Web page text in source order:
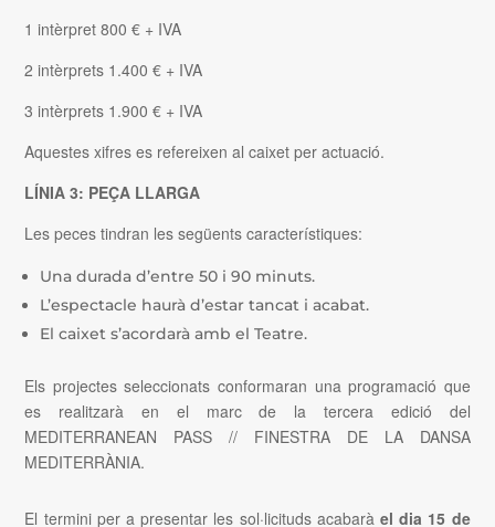
1 intèrpret 800 € + IVA
2 intèrprets 1.400 € + IVA
3 intèrprets 1.900 € + IVA
Aquestes xifres es refereixen al caixet per actuació.
LÍNIA 3: PEÇA LLARGA
Les peces tindran les següents característiques:
Una durada d’entre 50 i 90 minuts.
L’espectacle haurà d’estar tancat i acabat.
El caixet s’acordarà amb el Teatre.
Els projectes seleccionats conformaran una programació que
es realitzarà en el marcde la tercera edició del
MEDITERRANEAN PASS // FINESTRA DE LA DANSA
MEDITERRÀNIA.
El termini per a presentar les sol·licitudsacabaràel dia 15 de